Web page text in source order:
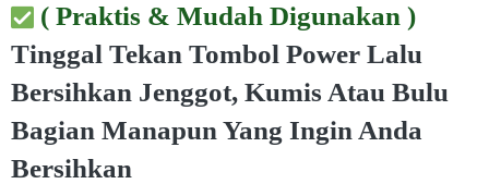
( Praktis & Mudah Digunakan )
Tinggal Tekan Tombol Power Lalu
Bersihkan Jenggot, Kumis Atau Bulu
Bagian Manapun Yang Ingin Anda
Bersihkan